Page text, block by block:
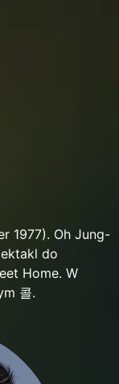
1977). Oh Jung-
do
Home. W
콜.